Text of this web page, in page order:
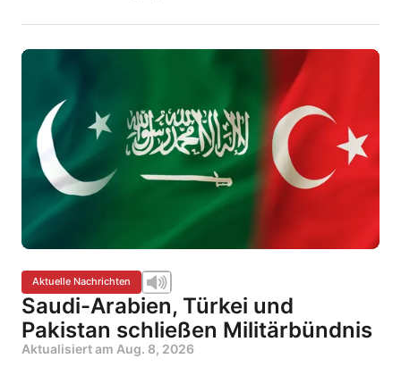
Aktuelle Nachrichten
Saudi-Arabien, Türkei und
Pakistan schließen Militärbündnis
Aktualisiert am Aug. 8, 2026